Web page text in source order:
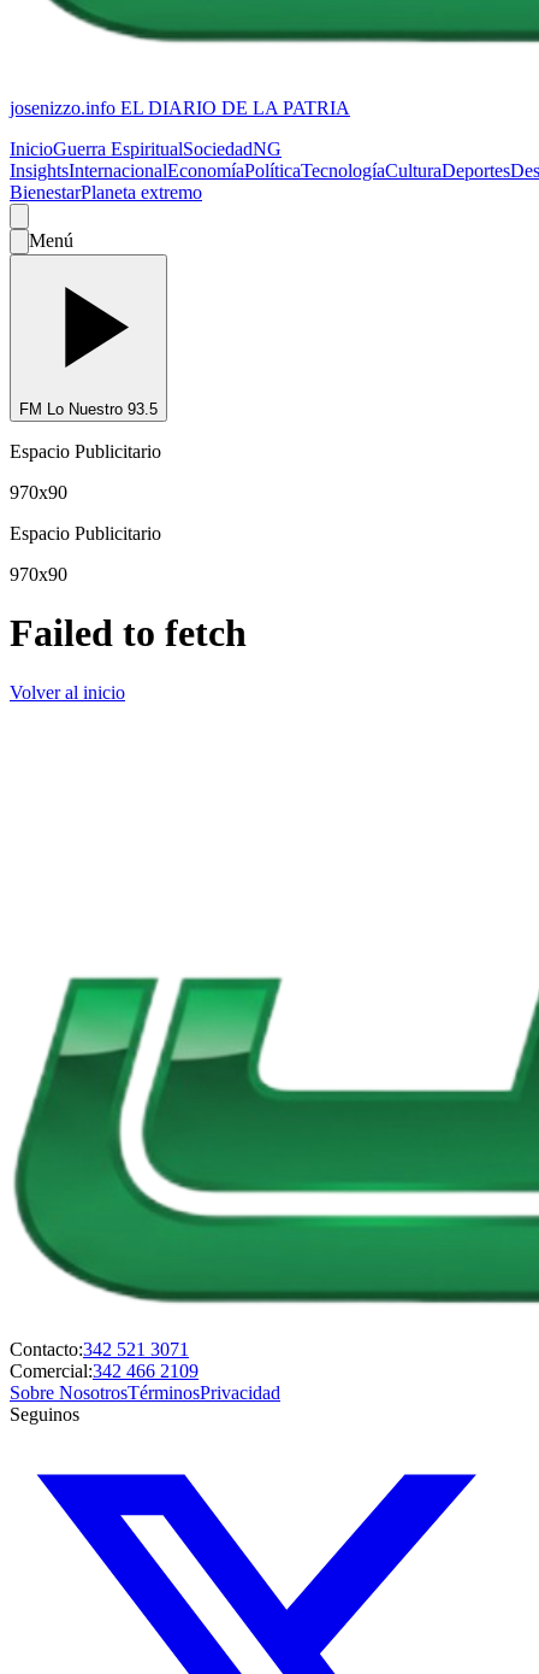
josenizzo.info EL DIARIO DE LA PATRIA
InicioGuerra EspiritualSociedadNG
InsightsInternacionalEconomíaPolíticaTecnologíaCulturaDeportes
BienestarPlaneta extremo
Menú
FM Lo Nuestro 93.5
Espacio Publicitario
970x90
Espacio Publicitario
970x90
Failed to fetch
Volver al inicio
Contacto:342 521 3071
Comercial:342 466 2109
Sobre NosotrosTérminosPrivacidad
Seguinos